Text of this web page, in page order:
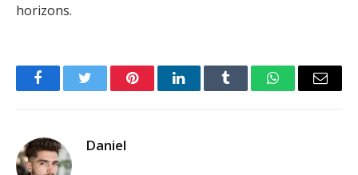
horizons.
FacebookTwitter PinterestLinkedInTumblr WhatsAppEmail
Daniel